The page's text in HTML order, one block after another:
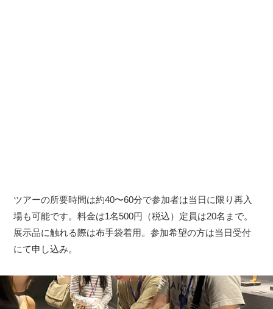
ツアーの所要時間は約40〜60分で参加者は当日に限り再入
場も可能です。料金は1名500円（税込）定員は20名まで。
展示品に触れる際は布手袋着用。参加希望の方は当日受付
にて申し込み。